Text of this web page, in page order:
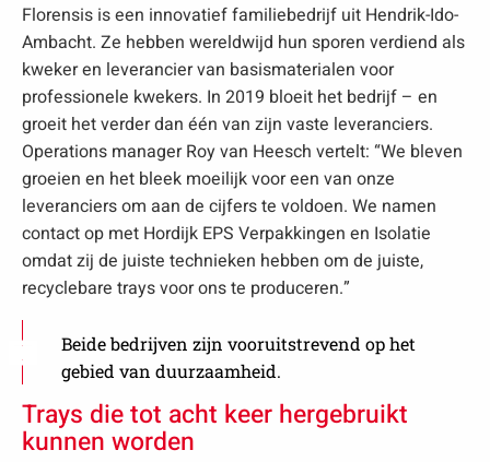
Florensis is een innovatief familiebedrijf uit Hendrik-Ido-
Ambacht. Ze hebben wereldwijd hun sporen verdiend als
kweker en leverancier van basismaterialen voor
professionele kwekers. In 2019 bloeit het bedrijf – en
groeit het verder dan één van zijn vaste leveranciers.
Operations manager Roy van Heesch vertelt: “We bleven
groeien en het bleek moeilijk voor een van onze
leveranciers om aan de cijfers te voldoen. We namen
contact op met Hordijk EPS Verpakkingen en Isolatie
omdat zij de juiste technieken hebben om de juiste,
recyclebare trays voor ons te produceren.”
Beide bedrijven zijn vooruitstrevend op het
gebied van duurzaamheid.
Trays die tot acht keer hergebruikt
kunnen worden